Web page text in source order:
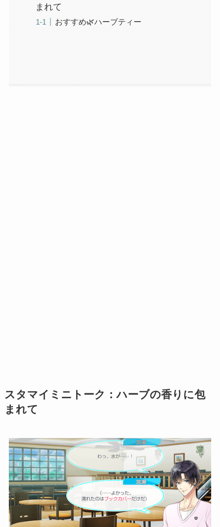
まれて
おすすめ🌿ハーブティー
スタマイミニトーク：ハーブの香りに包
まれて